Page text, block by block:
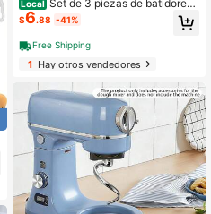
Local Set de 3 piezas de batidores
de huevo de acero inoxidable de dif
erentes tamaños, herramienta de co
cina y repostería para mezclar mas
a y crema
$6.88 -41%
Free Shipping
1Hay otros vendedores